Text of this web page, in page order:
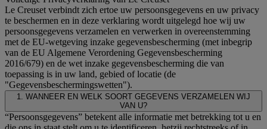
Le Creuset verbindt zich ertoe uw persoonsgegevens en uw privacy
te beschermen en in deze verklaring wordt uitgelegd hoe wij uw
persoonsgegevens verzamelen en verwerken in overeenstemming
met de EU-wetgeving inzake gegevensbescherming (met inbegrip
van de EU Algemene Verordening Gegevensbescherming
2016/679) en de wet inzake gegevensbescherming die van
toepassing is in uw land, gebied of locatie (de
"Gegevensbeschermingswetten").
1. WANNEER EN WELK SOORT GEGEVENS VERZAMELEN WIJ
VAN U?
“Persoonsgegevens” betekent alle informatie met betrekking tot u en